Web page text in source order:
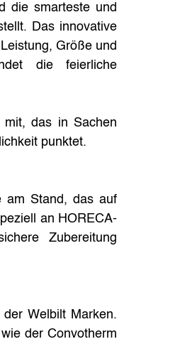
die smarteste und
Das innovative
Größe und
die feierliche
mit, das in Sachen
punktet.
am Stand, das auf
an HORECA-
Zubereitung
Welbilt Marken.
der Convotherm